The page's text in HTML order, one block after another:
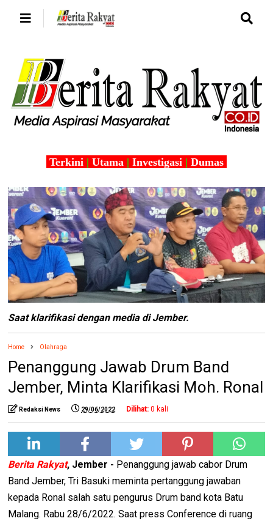
Terkini | Utama | Investigasi | Dumas
Saat klarifikasi dengan media di Jember.
Home Olahraga
Penanggung Jawab Drum Band
Jember, Minta Klarifikasi Moh. Ronal
Redaksi News 29/06/2022 Dilihat: 0 kali
Berita Rakyat, Jember - Penanggung jawab cabor Drum
Band Jember, Tri Basuki meminta pertanggung jawaban
kepada Ronal salah satu pengurus Drum band kota Batu
Malang. Rabu 28/6/2022. Saat press Conference di ruang